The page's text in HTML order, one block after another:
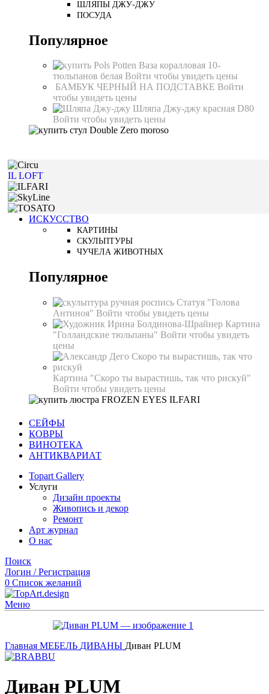
ШЛЯПЫ ДЖУ-ДЖУ
ПОСУДА
Популярное
Ваза коралловая 10-
тюльпанов белая Войти чтобы увидеть цены
БАМБУК ЧЕРНЫЙ НА ПОДСТАВКЕ Войти
чтобы увидеть цены
Шляпа Джу-джу красная D80
Войти чтобы увидеть цены
IL LOFT
ИСКУССТВО
КАРТИНЫ
СКУЛЬПТУРЫ
ЧУЧЕЛА ЖИВОТНЫХ
Популярное
Статуя "Голова
Антиноя" Войти чтобы увидеть цены
Картина
"Голландские тюльпаны" Войти чтобы увидеть
цены
Картина "Скоро ты вырастишь, так что рискуй"
Войти чтобы увидеть цены
СЕЙФЫ
КОВРЫ
ВИНОТЕКА
АНТИКВАРИАТ
Topart Gallery
Услуги
Дизайн проекты
Живопись и декор
Ремонт
Арт журнал
О нас
Поиск
Логин / Регистрация
0 Список желаний
Меню
Главная МЕБЕЛЬ ДИВАНЫ Диван PLUM
Диван PLUM